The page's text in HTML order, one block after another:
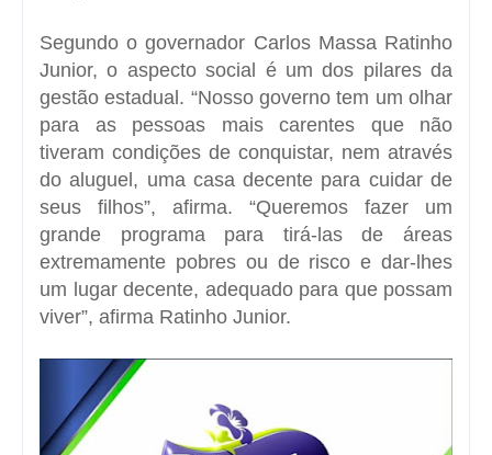
Segundo o governador Carlos Massa Ratinho
Junior, o aspecto social é um dos pilares da
gestão estadual. “Nosso governo tem um olhar
para as pessoas mais carentes que não
tiveram condições de conquistar, nem através
do aluguel, uma casa decente para cuidar de
seus filhos”, afirma. “Queremos fazer um
grande programa para tirá-las de áreas
extremamente pobres ou de risco e dar-lhes
um lugar decente, adequado para que possam
viver”, afirma Ratinho Junior.